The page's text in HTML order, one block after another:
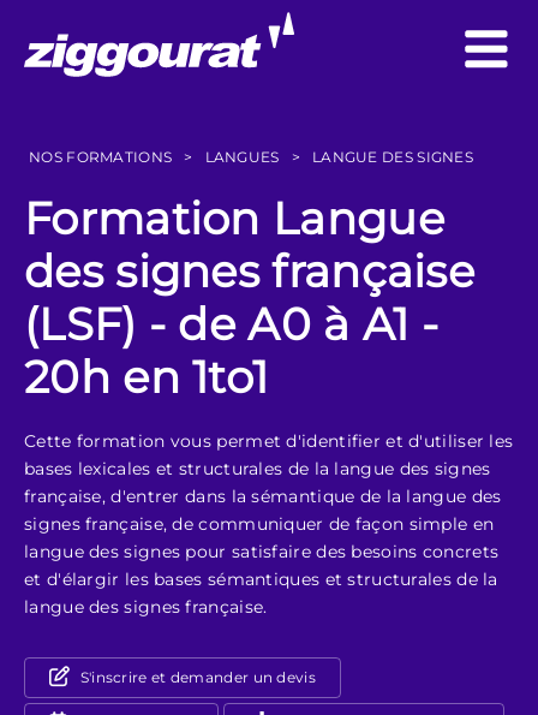
NOS FORMATIONS > LANGUES > LANGUE DES SIGNES
Formation Langue
des signes française
(LSF) - de A0 à A1 -
20h en 1to1
Cette formation vous permet d'identifier et d'utiliser les
bases lexicales et structurales de la langue des signes
française, d'entrer dans la sémantique de la langue des
signes française, de communiquer de façon simple en
langue des signes pour satisfaire des besoins concrets
et d'élargir les bases sémantiques et structurales de la
langue des signes française.
S'inscrire et demander un devis